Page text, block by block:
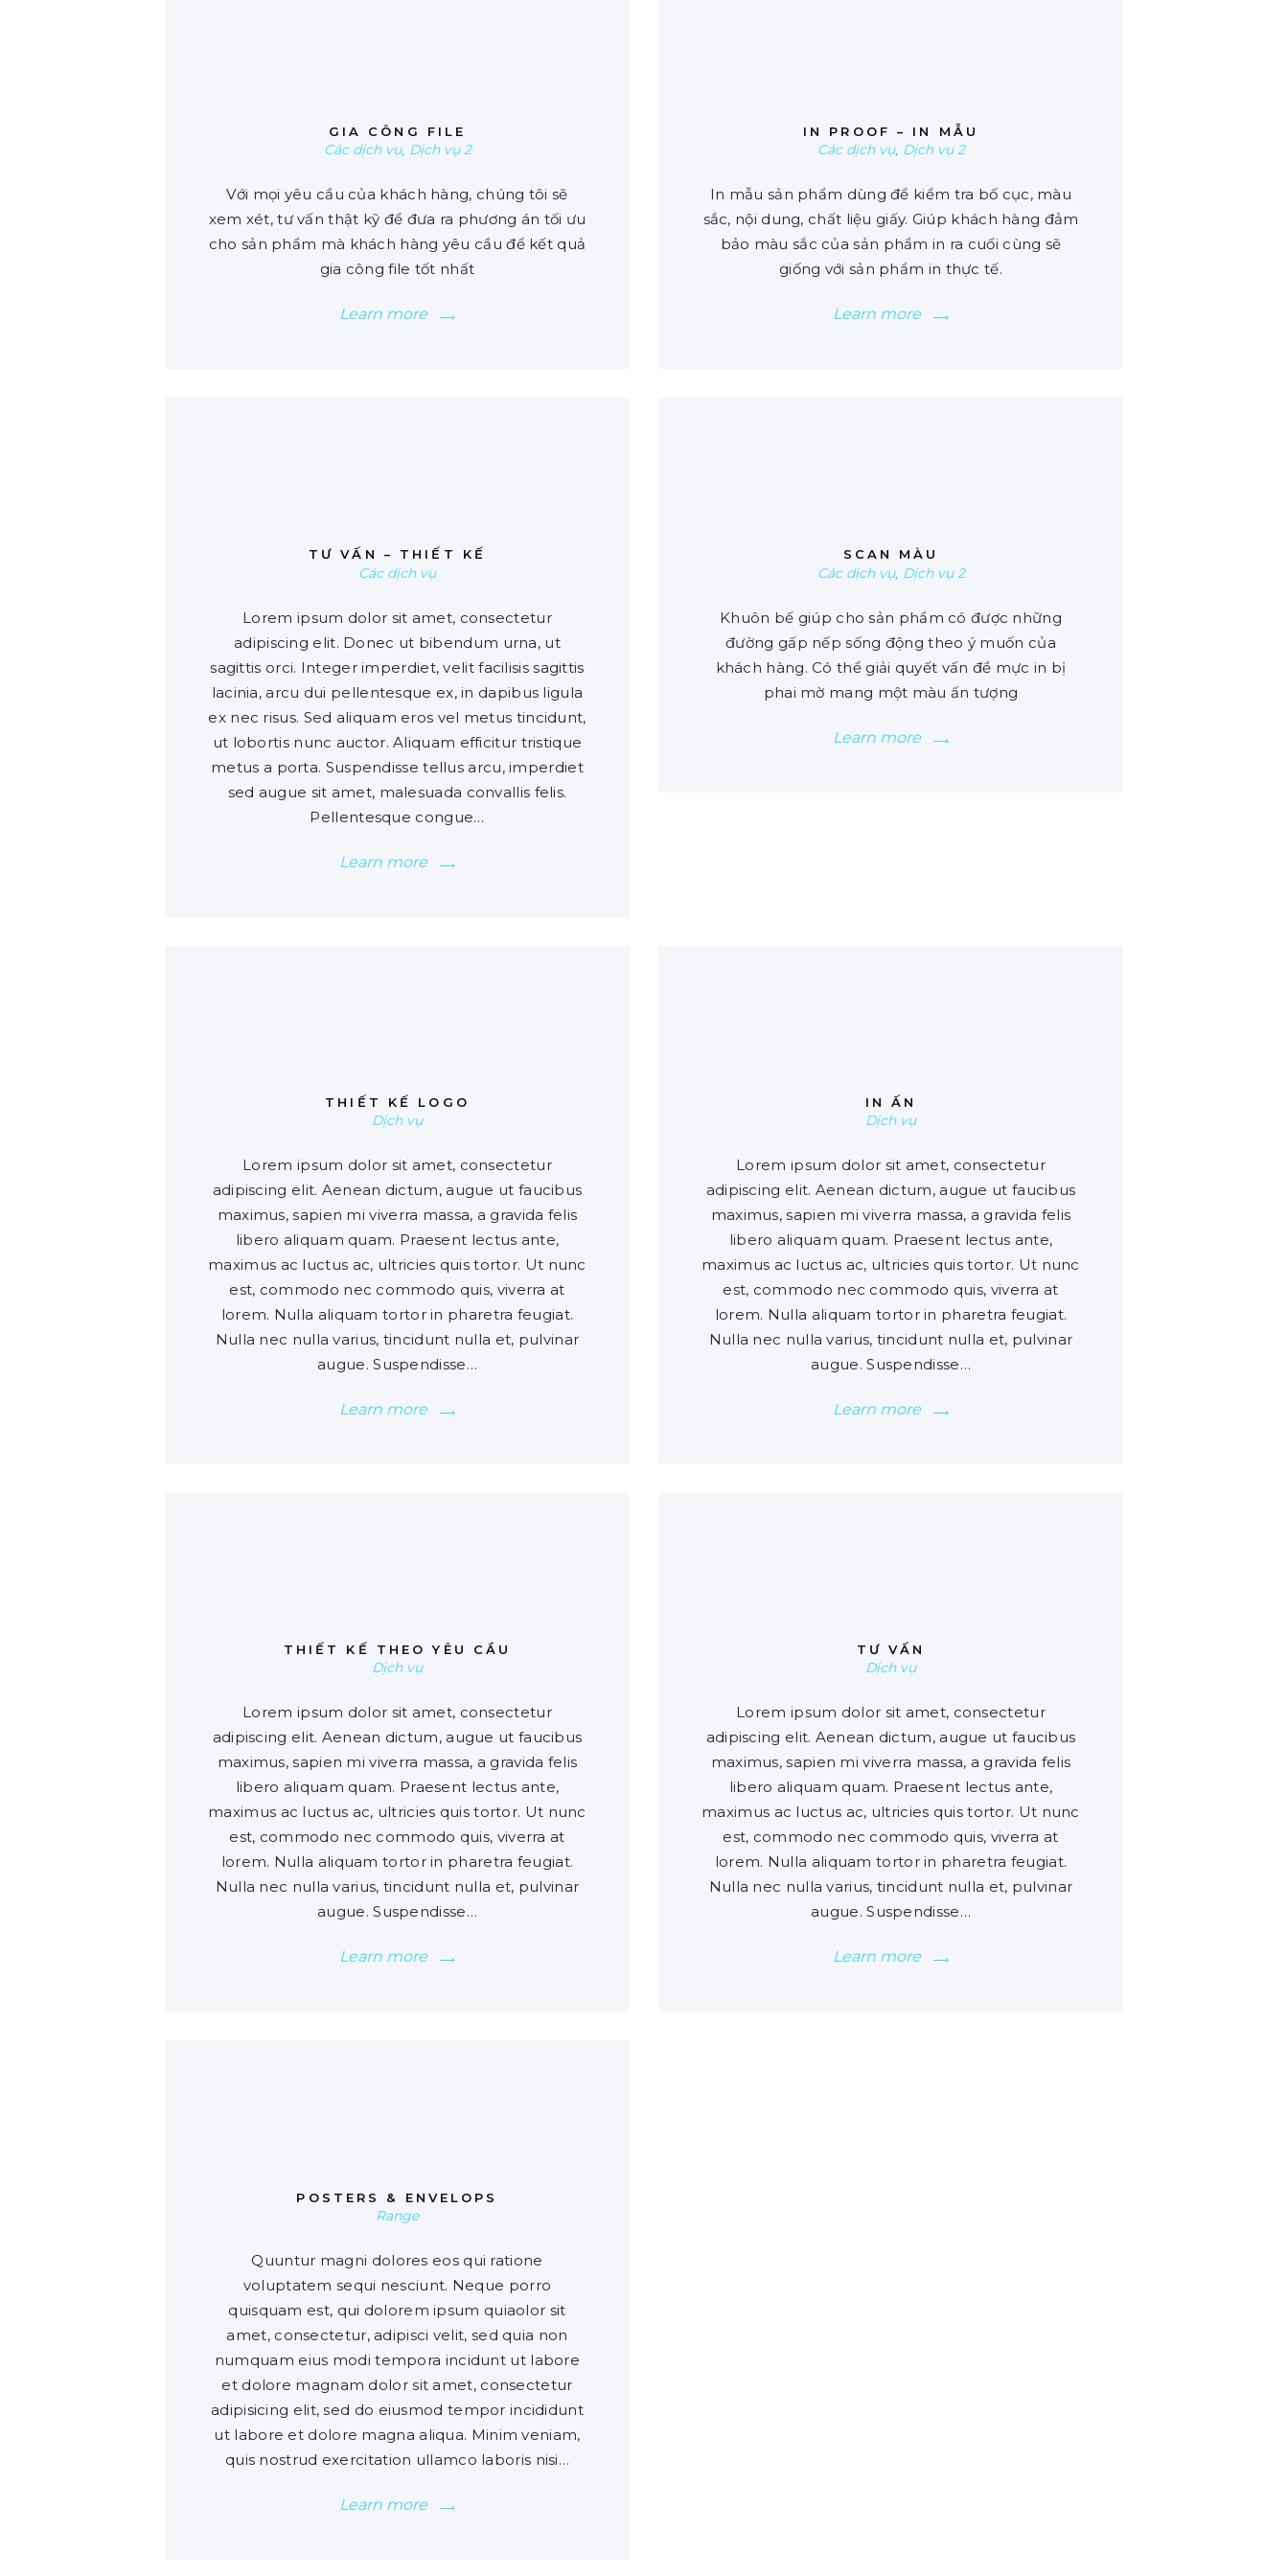
GIA CÔNG FILE
Các dịch vụ, Dịch vụ 2
Với mọi yêu cầu của khách hàng, chúng tôi sẽ
xem xét, tư vấn thật kỹ để đưa ra phương án tối ưu
cho sản phẩm mà khách hàng yêu cầu để kết quả
gia công file tốt nhất
Learn more
IN PROOF – IN MẪU
Các dịch vụ, Dịch vụ 2
In mẫu sản phẩm dùng để kiểm tra bố cục, màu
sắc, nội dung, chất liệu giấy. Giúp khách hàng đảm
bảo màu sắc của sản phẩm in ra cuối cùng sẽ
giống với sản phẩm in thực tế.
Learn more
TƯ VẤN – THIẾT KẾ
Các dịch vụ
Lorem ipsum dolor sit amet, consectetur
adipiscing elit. Donec ut bibendum urna, ut
sagittis orci. Integer imperdiet, velit facilisis sagittis
lacinia, arcu dui pellentesque ex, in dapibus ligula
ex nec risus. Sed aliquam eros vel metus tincidunt,
ut lobortis nunc auctor. Aliquam efficitur tristique
metus a porta. Suspendisse tellus arcu, imperdiet
sed augue sit amet, malesuada convallis felis.
Pellentesque congue…
Learn more
SCAN MÀU
Các dịch vụ, Dịch vụ 2
Khuôn bế giúp cho sản phẩm có được những
đường gấp nếp sống động theo ý muốn của
khách hàng. Có thể giải quyết vấn đề mực in bị
phai mờ mang một màu ấn tượng
Learn more
THIẾT KẾ LOGO
Dịch vụ
Lorem ipsum dolor sit amet, consectetur
adipiscing elit. Aenean dictum, augue ut faucibus
maximus, sapien mi viverra massa, a gravida felis
libero aliquam quam. Praesent lectus ante,
maximus ac luctus ac, ultricies quis tortor. Ut nunc
est, commodo nec commodo quis, viverra at
lorem. Nulla aliquam tortor in pharetra feugiat.
Nulla nec nulla varius, tincidunt nulla et, pulvinar
augue. Suspendisse…
Learn more
IN ẤN
Dịch vụ
Lorem ipsum dolor sit amet, consectetur
adipiscing elit. Aenean dictum, augue ut faucibus
maximus, sapien mi viverra massa, a gravida felis
libero aliquam quam. Praesent lectus ante,
maximus ac luctus ac, ultricies quis tortor. Ut nunc
est, commodo nec commodo quis, viverra at
lorem. Nulla aliquam tortor in pharetra feugiat.
Nulla nec nulla varius, tincidunt nulla et, pulvinar
augue. Suspendisse…
Learn more
THIẾT KẾ THEO YÊU CẦU
Dịch vụ
Lorem ipsum dolor sit amet, consectetur
adipiscing elit. Aenean dictum, augue ut faucibus
maximus, sapien mi viverra massa, a gravida felis
libero aliquam quam. Praesent lectus ante,
maximus ac luctus ac, ultricies quis tortor. Ut nunc
est, commodo nec commodo quis, viverra at
lorem. Nulla aliquam tortor in pharetra feugiat.
Nulla nec nulla varius, tincidunt nulla et, pulvinar
augue. Suspendisse…
Learn more
TƯ VẤN
Dịch vụ
Lorem ipsum dolor sit amet, consectetur
adipiscing elit. Aenean dictum, augue ut faucibus
maximus, sapien mi viverra massa, a gravida felis
libero aliquam quam. Praesent lectus ante,
maximus ac luctus ac, ultricies quis tortor. Ut nunc
est, commodo nec commodo quis, viverra at
lorem. Nulla aliquam tortor in pharetra feugiat.
Nulla nec nulla varius, tincidunt nulla et, pulvinar
augue. Suspendisse…
Learn more
POSTERS & ENVELOPS
Range
Quuntur magni dolores eos qui ratione
voluptatem sequi nesciunt. Neque porro
quisquam est, qui dolorem ipsum quiaolor sit
amet, consectetur, adipisci velit, sed quia non
numquam eius modi tempora incidunt ut labore
et dolore magnam dolor sit amet, consectetur
adipisicing elit, sed do eiusmod tempor incididunt
ut labore et dolore magna aliqua. Minim veniam,
quis nostrud exercitation ullamco laboris nisi…
Learn more